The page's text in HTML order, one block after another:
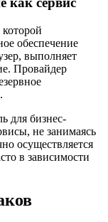
обеспечение
выполняет
Провайдер
для бизнес-
не занимаясь
осуществляется
в зависимости